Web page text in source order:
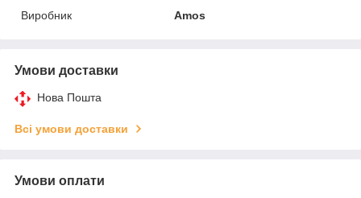
Виробник
Amos
Умови доставки
Нова Пошта
Всі умови доставки
Умови оплати